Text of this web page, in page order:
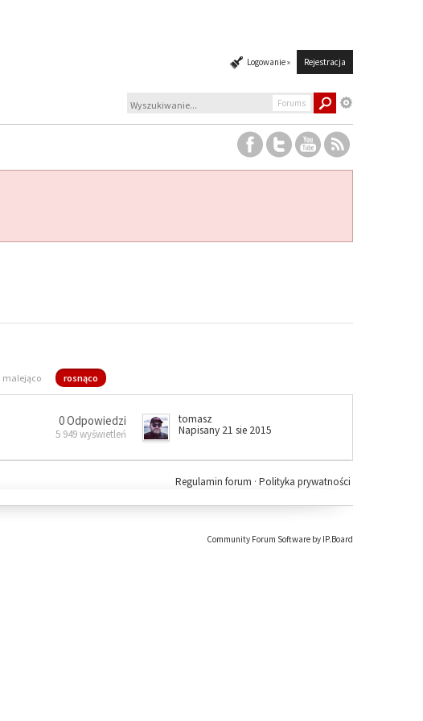
Logowanie » Rejestracja
Forums
malejąco rosnąco
0 Odpowiedzi
5 949 wyświetleń
tomasz
Napisany 21 sie 2015
Polityka prywatności
Regulamin forum ·
Community Forum Software by IP.Board